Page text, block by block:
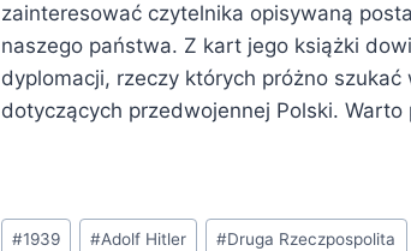
zainteresować czytelnika opisywaną
naszego państwa. Z kart jego książki
dyplomacji, rzeczy których próżno
dotyczących przedwojennej Polski.
Tagi
#1939 #Adolf Hitler #Druga Rzeczpospolita